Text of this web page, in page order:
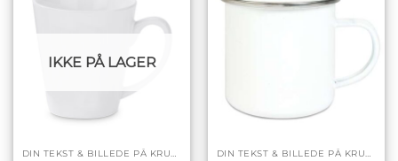
ønskeliste
IKKE PÅ LAGER
DIN TEKST & BILLEDE PÅ KRUS & TILBEHØR
Tilføj til
DIN TEKST & BILLEDE PÅ KRUS & TILBEHØR